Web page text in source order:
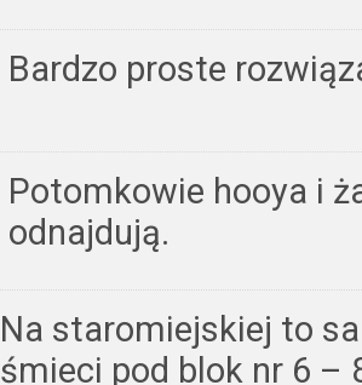
Bardzo proste
Potomkowie hooya i
odnajdują.
Na staromiejskiej to
śmieci pod blok nr 6 –